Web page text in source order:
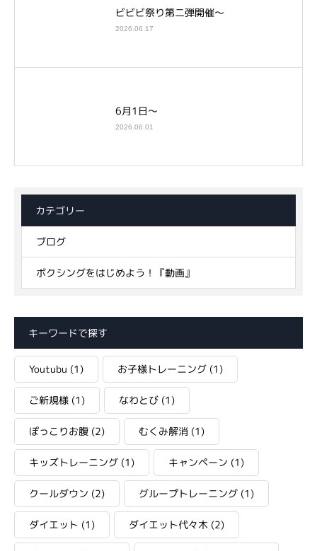
ビビビ祭り第二弾開催～
2026.06.17
6月1日～
2026.06.01
カテゴリー
ブログ
ボクシングをはじめよう！『動画』
キーワードで探す
Youtubu (1) お子様トレーニング (1)
ご新規様 (1) なわとび (1)
ぽっこりお腹 (2) むくみ解消 (1)
キッズトレーニング (1) キャンペーン (1)
クールダウン (2) グループトレーニング (1)
ダイエット (1) ダイエット代々木 (2)